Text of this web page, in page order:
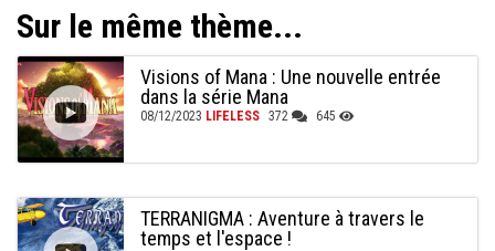
Sur le même thème...
Visions of Mana : Une nouvelle entrée
dans la série Mana
08/12/2023 LIFELESS 372 645
TERRANIGMA : Aventure à travers le
temps et l'espace !